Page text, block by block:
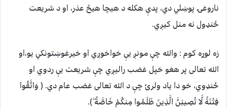
ناروغۍ پوښلي دي، پدې هکله د هيچا هيڅ عذر، او د شريعت
ځنډول نه منل کيږي.
زه لوړه کوم : والله چې مونږ يې خواخوږي او خيرغوښتونکي يو،او
الله تعالی پر هغو خپل غضب راليږي چې شريعت يې ردوي او
ځنډوي، خو دا ياد ولرئ چې د الله تعالی غضب عام دي. ( وَاتَّقُوا
فِتْنَةً لَّا تُصِيبَنَّ الَّذِينَ ظَلَمُوا مِنكُمْ خَاصَّةً ۖ).